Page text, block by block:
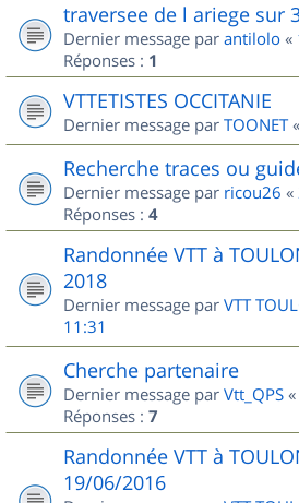
traversee de l ariege sur
Dernier message par antilolo «
Réponses : 1
VTTETISTES OCCITANIE
Dernier message par TOONET«
Recherche traces ou
Dernier message par ricou26 «
Réponses : 4
Randonnée VTT à
2018
Dernier message par VTT
11:31
Cherche partenaire
Dernier message par Vtt_QPS «
Réponses : 7
Randonnée VTT à
19/06/2016